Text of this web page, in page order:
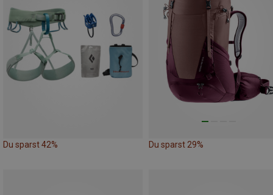
Du sparst 42% Du sparst 29%